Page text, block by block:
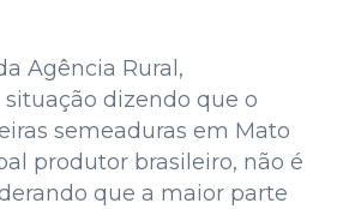
Agência Rural,
dizendo que o
semeaduras em Mato
produtor brasileiro, não é
que a maior parte